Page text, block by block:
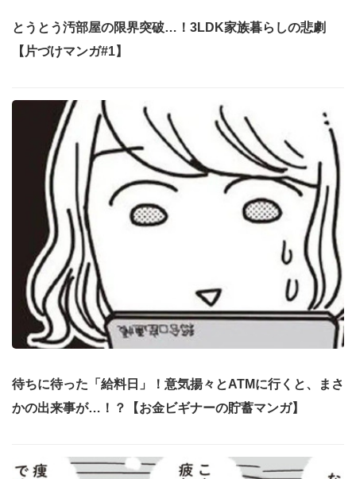
とうとう汚部屋の限界突破…！3LDK家族暮らしの悲劇
【片づけマンガ#1】
待ちに待った「給料日」！意気揚々とATMに行くと、まさ
かの出来事が…！？【お金ビギナーの貯蓄マンガ】